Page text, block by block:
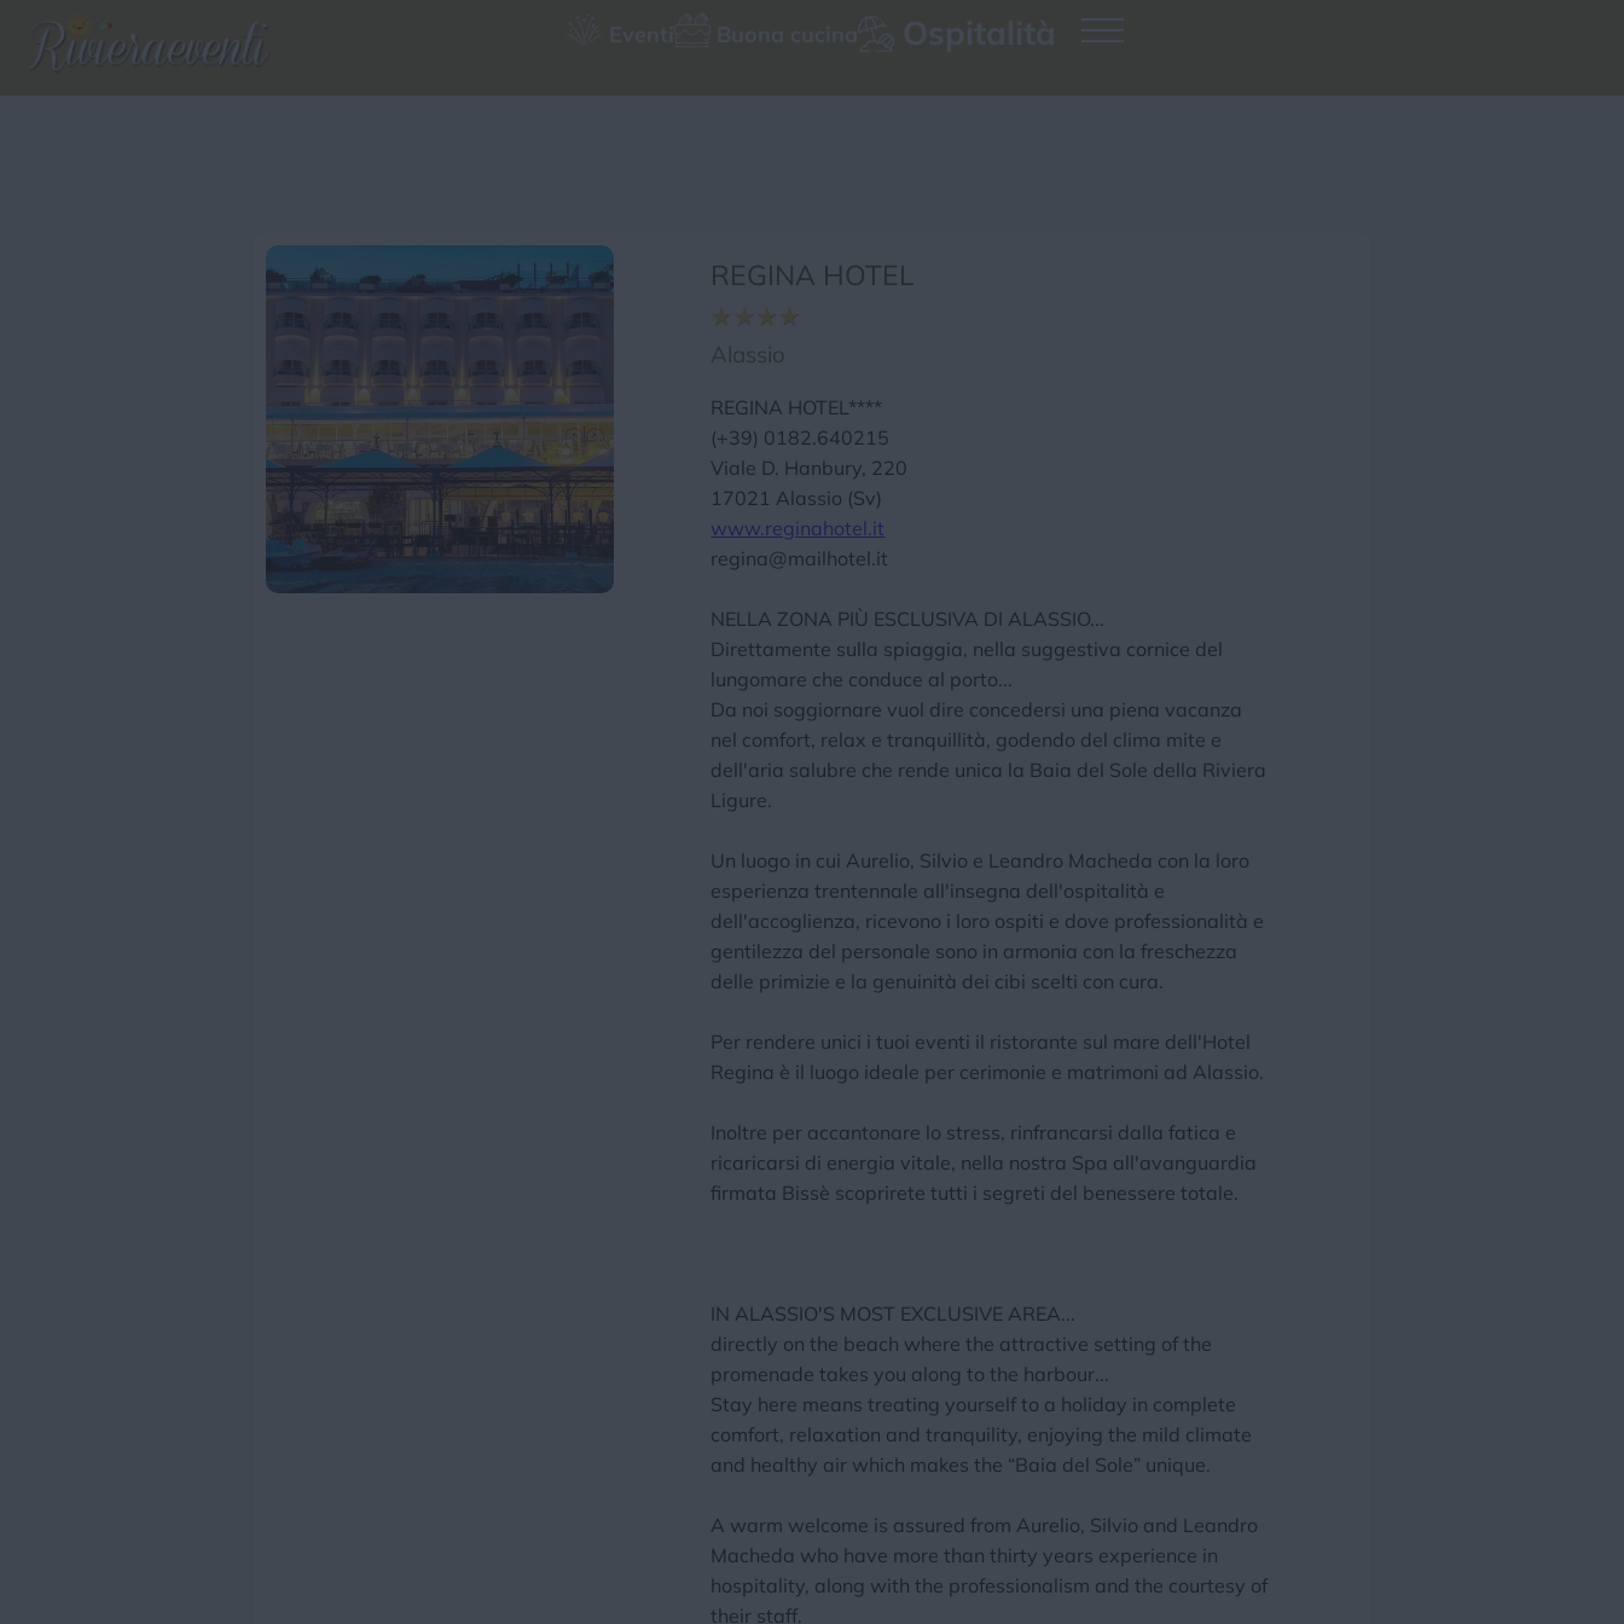
REGINA HOTEL
Alassio
REGINA HOTEL****
(+39) 0182.640215
Viale D. Hanbury, 220
17021 Alassio (Sv)
www.reginahotel.it
regina@mailhotel.it
NELLA ZONA PIÙ ESCLUSIVA DI ALASSIO...
Direttamente sulla spiaggia, nella suggestiva cornice del
lungomare che conduce al porto...
Da noi soggiornare vuol dire concedersi una piena vacanza
nel comfort, relax e tranquillità, godendo del clima mite e
dell'aria salubre che rende unica la Baia del Sole della Riviera
Ligure.
Un luogo in cui Aurelio, Silvio e Leandro Macheda con la loro
esperienza trentennale all'insegna dell'ospitalità e
dell'accoglienza, ricevono i loro ospiti e dove professionalità e
gentilezza del personale sono in armonia con la freschezza
delle primizie e la genuinità dei cibi scelti con cura.
Per rendere unici i tuoi eventi il ristorante sul mare dell'Hotel
Regina è il luogo ideale per cerimonie e matrimoni ad Alassio.
Inoltre per accantonare lo stress, rinfrancarsi dalla fatica e
ricaricarsi di energia vitale, nella nostra Spa all'avanguardia
firmata Bissè scoprirete tutti i segreti del benessere totale.
IN ALASSIO'S MOST EXCLUSIVE AREA...
directly on the beach where the attractive setting of the
promenade takes you along to the harbour...
Stay here means treating yourself to a holiday in complete
comfort, relaxation and tranquility, enjoying the mild climate
and healthy air which makes the “Baia del Sole” unique.
A warm welcome is assured from Aurelio, Silvio and Leandro
Macheda who have more than thirty years experience in
hospitality, along with the professionalism and the courtesy of
their staff.